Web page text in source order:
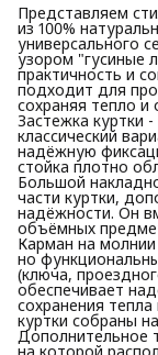
Представляем
из 100%
универсального
узором "гусиные
практичность и
подходит для
сохраняя тепло
Застежка куртки
классический
надёжную
стойка плотно
Большой
части куртки,
надёжности. Он
объёмных
Карман на
но
(ключа,
обеспечивает
сохранения
куртки собраны
Дополнительное